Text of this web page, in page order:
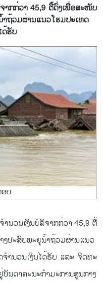
າກ​ກ່​ວາ 45,9 ຕື້​ດົ່ງ​ເພື່ອ​ສະ​ໜັບ​
ຖ້ວມ​ຜ່ານ​ແນວ​ໂຮມ​ປະ​ເທດ​
ດ້​ຮັບ
ບ
ນວນ​ເງິນ​ບໍ​ລິ​ຈາກ​ກ່​ວາ 45,9 ຕື້​
ປະ​ສົບ​ພະ​ຍຸ​ນ້ຳ​ຖ້ວມ​ຜ່ານ​ແນວ​
ຳ​ນວນ​ເງິນ​ໄດ້​ຮັບ ແລະ ຈົດ​ທ​ະ​
ນ​ດາ​ຄະ​ນະ​ກຳ​ມະ​ການ​ສູນ​ກາງ​